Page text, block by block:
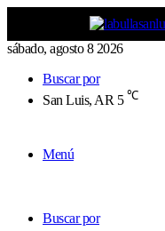
sábado, agosto 8 2026
Buscar por
San Luis, AR 5 ℃
Menú
Buscar por